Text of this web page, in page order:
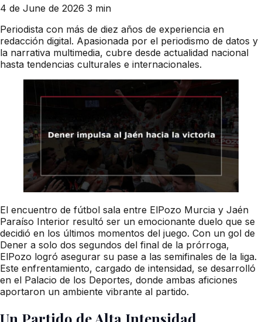
4 de June de 2026 3 min
Periodista con más de diez años de experiencia en
redacción digital. Apasionada por el periodismo de datos y
la narrativa multimedia, cubre desde actualidad nacional
hasta tendencias culturales e internacionales.
El encuentro de fútbol sala entre ElPozo Murcia y Jaén
Paraíso Interior resultó ser un emocionante duelo que se
decidió en los últimos momentos del juego. Con un gol de
Dener a solo dos segundos del final de la prórroga,
ElPozo logró asegurar su pase a las semifinales de la liga.
Este enfrentamiento, cargado de intensidad, se desarrolló
en el Palacio de los Deportes, donde ambas aficiones
aportaron un ambiente vibrante al partido.